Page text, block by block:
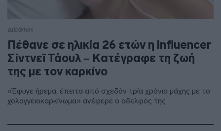
ΔΙΕΘΝΗ
Πέθανε σε ηλικία 26 ετών η influencer
Σίντνεϊ Τάουλ – Kατέγραφε τη ζωή
της με τον καρκίνο
«Έφυγε ήρεμα, έπειτα από σχεδόν τρία χρόνια μάχης με το
χολαγγειοκαρκίνωμα» ανέφερε ο αδελφός της